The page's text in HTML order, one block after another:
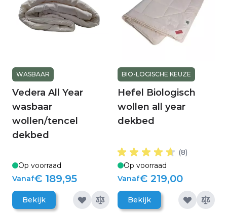
WASBAAR
Vedera All Year
wasbaar
wollen/tencel
dekbed
Op voorraad
Vanaf€ 189,95
Bekijk
BIO-LOGISCHE KEUZE
Hefel Biologisch
wollen all year
dekbed
(8)
Op voorraad
Vanaf€ 219,00
Bekijk